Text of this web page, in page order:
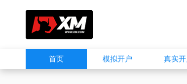
首页 模拟开户 真实开